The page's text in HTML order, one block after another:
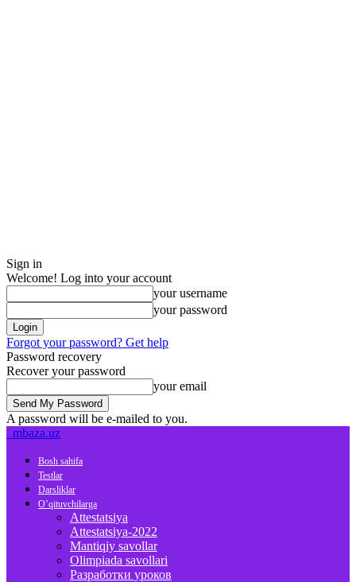
Sign in
Welcome! Log into your account
your username
your password
Forgot your password? Get help
Password recovery
Recover your password
your email
A password will be e-mailed to you.
mbaza.uz
Bosh sahifa
Testlar
Darsliklar
O’qituvchilarga
Attestatsiya
Attestatsiya-2022
Mantiqiy savollar
Olimpiada savollari
Разработки уроков